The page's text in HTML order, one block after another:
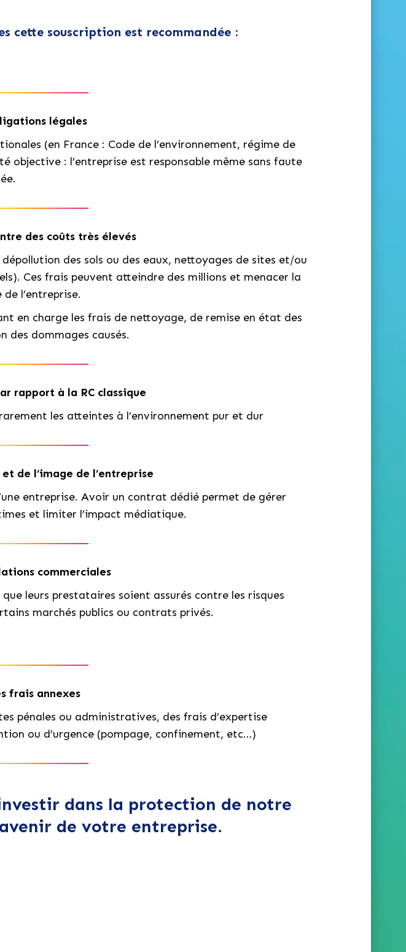
cette souscription est recommandée :
légales
(en France : Code de l’environnement, régime de
objective : l’entreprise est responsable même sans faute
des coûts très élevés
des sols ou des eaux, nettoyages de sites et/ou
Ces frais peuvent atteindre des millions et menacer la
l’entreprise.
en charge les frais de nettoyage, de remise en état des
des dommages causés.
rapport à la RC classique
les atteintes à l’environnement pur et dur
de l’image de l’entreprise
entreprise. Avoir un contrat dédié permet de gérer
et limiter l’impact médiatique.
commerciales
leurs prestataires soient assurés contre les risques
marchés publics ou contrats privés.
frais annexes
pénales ou administratives, des frais d’expertise
ou d’urgence (pompage, confinement, etc…)
dans la protection de notre
de votre entreprise.